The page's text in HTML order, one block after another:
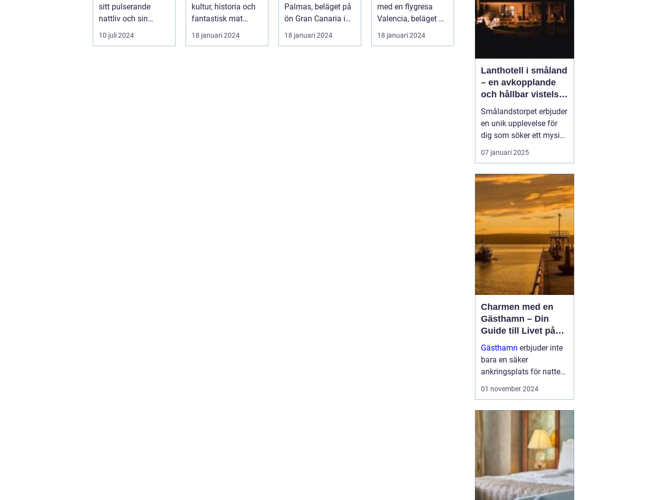
sitt pulserande
nattliv och sin
unika...
10 juli 2024
kultur, historia och
fantastisk mat
Frankrike är ett land
s...
18 januari 2024
Palmas, beläget på
ön Gran Canaria i
Spanien, lockar
årligen miljontals
18 januari 2024
med en flygresa
Valencia, beläget på
Spaniens östkust, är
en fä...
18 januari 2024
Lanthotell i småland
– en avkopplande
och hållbar vistelse
på smålandstorpet
Smålandstorpet erbjuder
en unik upplevelse för
dig som söker ett mysigt
lanthotell
Smålands skogar. Med
det perfekt för en avko...
07 januari 2025
Charmen med en
Gästhamn – Din
Guide till Livet på
Bryggan
Gästhamn erbjuder inte
bara en säker
ankringsplats för natten,
utan dem är också en
01 november 2024